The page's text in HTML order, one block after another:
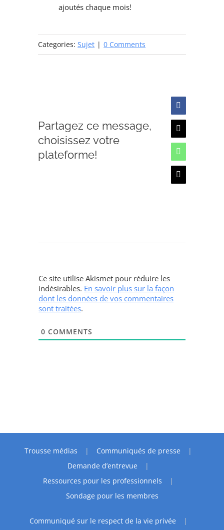
ajoutés chaque mois!
Categories:Sujet | 0 Comments
Partagez ce message,
choisissez votre
plateforme!
Facebook
X
WhatsApp
Email
Ce site utilise Akismet pour réduire les
indésirables. En savoir plus sur la façon
dont les données de vos commentaires
sont traitées.
0 COMMENTS
Trousse médias
Communiqués de presse
Demande d’entrevue
Ressources pour les professionnels
Sondage pour les membres
Communiqué sur le respect de la vie privée